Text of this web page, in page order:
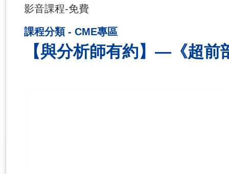
影音課程-免費
課程分類 - CME專區
【與分析師有約】—《超前